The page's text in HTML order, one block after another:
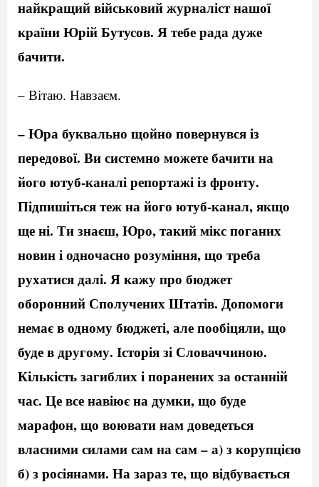
найкращий військовий журналіст нашої
країни Юрій Бутусов. Я тебе рада дуже
бачити.
– Вітаю. Навзаєм.
– Юра буквально щойно повернувся із
передової. Ви системно можете бачити на
його ютуб-каналі репортажі із фронту.
Підпишіться теж на його ютуб-канал, якщо
ще ні. Ти знаєш, Юро, такий мікс поганих
новин і одночасно розуміння, що треба
рухатися далі. Я кажу про бюджет
оборонний Сполучених Штатів. Допомоги
немає в одному бюджеті, але пообіцяли, що
буде в другому. Історія зі Словаччиною.
Кількість загиблих і поранених за останній
час. Це все навіює на думки, що буде
марафон, що воювати нам доведеться
власними силами сам на сам – а) з корупцією
б) з росіянами. На зараз те, що відбувається